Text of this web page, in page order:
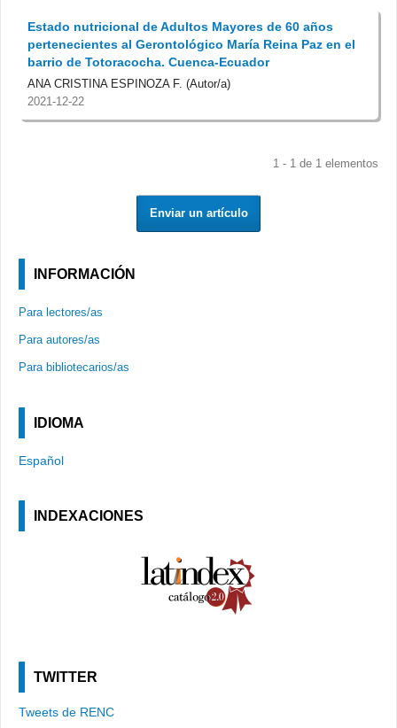
Estado nutricional de Adultos Mayores de 60 años
pertenecientes al Gerontológico María Reina Paz en el
barrio de Totoracocha. Cuenca-Ecuador
ANA CRISTINA ESPINOZA F. (Autor/a)
2021-12-22
1 - 1 de 1 elementos
Enviar un artículo
INFORMACIÓN
Para lectores/as
Para autores/as
Para bibliotecarios/as
IDIOMA
Español
INDEXACIONES
TWITTER
Tweets de RENC